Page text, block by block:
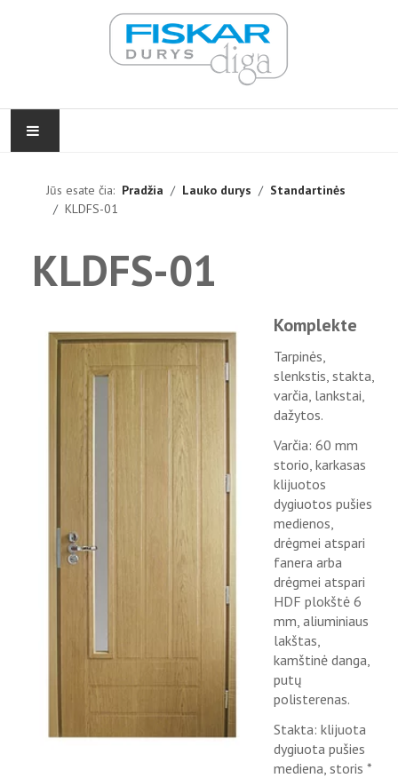
VIDAUS DURYS
LAUKO DURYS
ĮGYVENDINTI PROJEKTAI
KONTAKTAI
Jūs esate čia: Pradžia Lauko durys
Standartinės
KLDFS-01
KLDFS-01
Komplekte
Tarpinės,
slenkstis, stakta,
varčia, lankstai,
dažytos.
Varčia: 60 mm
storio, karkasas
klijuotos
dygiuotos pušies
medienos,
drėgmei atspari
fanera arba
drėgmei atspari
HDF plokštė 6
mm, aliuminiaus
lakštas,
kamštinė danga,
putų
polisterenas.
Stakta: klijuota
dygiuota pušies
mediena, storis *